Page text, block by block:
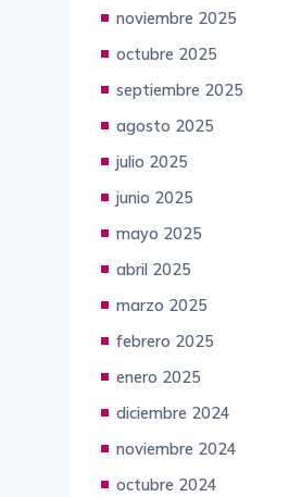
noviembre 2025
octubre 2025
septiembre 2025
agosto 2025
julio 2025
junio 2025
mayo 2025
abril 2025
marzo 2025
febrero 2025
enero 2025
diciembre 2024
noviembre 2024
octubre 2024